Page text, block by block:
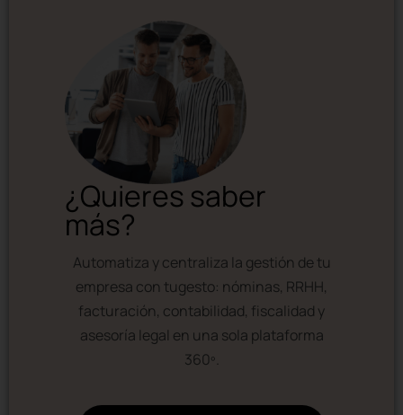
¿Quieres saber
más?
Automatiza y centraliza la gestión de tu
empresa con tugesto: nóminas, RRHH,
facturación, contabilidad, fiscalidad y
asesoría legal en una sola plataforma
360º.